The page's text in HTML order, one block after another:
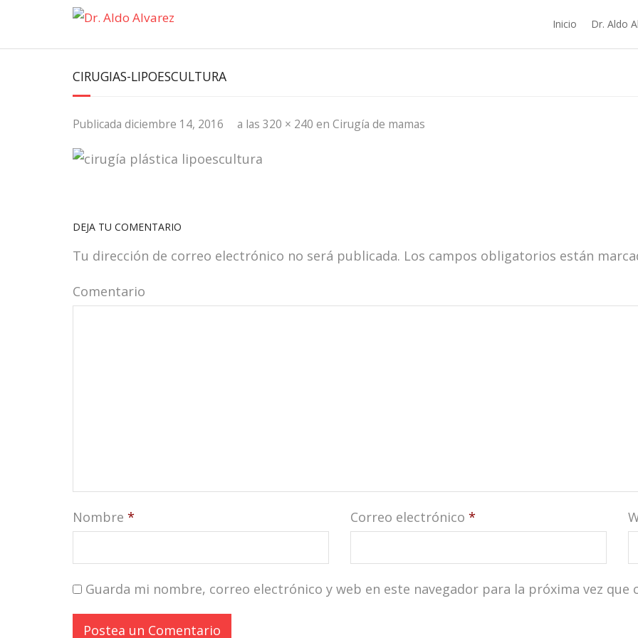
contenido
Inicio Dr. Aldo
CIRUGIAS-LIPOESCULTURA
Publicada diciembre 14, 2016 a las 320 × 240 en Cirugía de mamas
DEJA TU COMENTARIO
Tu dirección de correo electrónico no será publicada. Los campos obligatorios están
Comentario
Nombre * Correo electrónico *
Guarda mi nombre, correo electrónico y web en este navegador para la próxima vez que